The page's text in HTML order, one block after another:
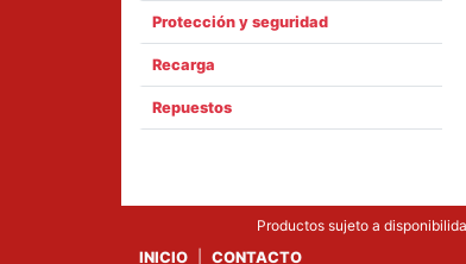
Protección y seguridad
Recarga
Repuestos
Productos sujeto a
INICIO
CONTACTO